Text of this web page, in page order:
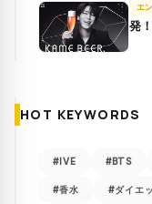
エ
発
HOT KEYWORDS
#IVE #BTS
#香水 #ダイエ